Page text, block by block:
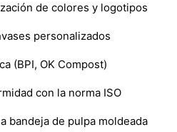
de colores y logotipos
personalizados
(BPI, OK Compost)
con la norma ISO
bandeja de pulpa moldeada